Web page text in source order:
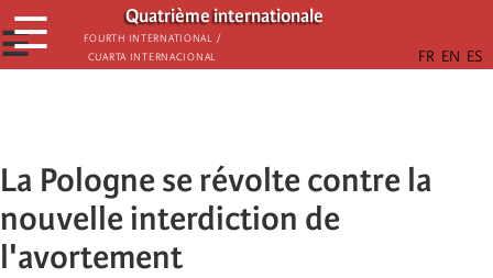
Passar
para
o
Quatrième internationale
Fourth International /
Cuarta Internacional
☰
☰
La Pologne se révolte contre la
nouvelle interdiction de
l'avortement